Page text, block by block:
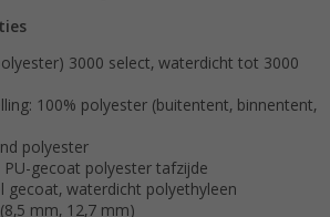
3000 select, waterdicht tot 3000
100% polyester (buitentent, binnentent,
polyester
gecoat polyester tafzijde
gecoat, waterdicht polyethyleen
mm, 12,7 mm)